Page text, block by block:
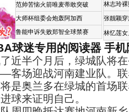
范帅苦恼火箭唯麦蒂敢突破
大师杯组委会炮轰阿加西
鲁能申诉失败郑智全球禁赛
林志玲
张靓颖
林忆莲
球迷专用的阅读器 手
半个月后，绿城队将在
场迎战河南建业队。联
是奥兰多在绿城的首场
球来证明自己。